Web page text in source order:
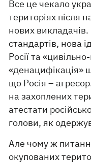
Все це чекало
територіях після
нових викладачів.
стандартів, нова
Росії та
«денацифікація»
що Росія –
на захоплених
атестати
голови, як
Але чому ж
окупованих